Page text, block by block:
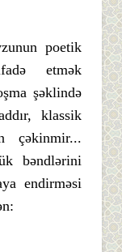
poetik
etmək
şəklində
klassik
çəkinmir...
bəndlərini
endirməsi